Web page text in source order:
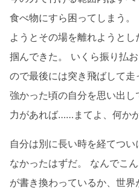
食べ物にすら困ってしまう。
ようとその場を離れようと
掴んできた。 いくら振り払
ので最後には突き飛ばして
強かった頃の自分を思い出
力があれば……まてよ、何か
自分は別に長い時を経てつ
なかったはずだ。 なんでこ
が書き換わっているか、世